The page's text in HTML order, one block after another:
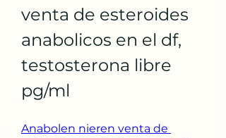
venta de esteroides
anabolicos en el df,
testosterona libre
pg/ml
Anabolen nieren venta de